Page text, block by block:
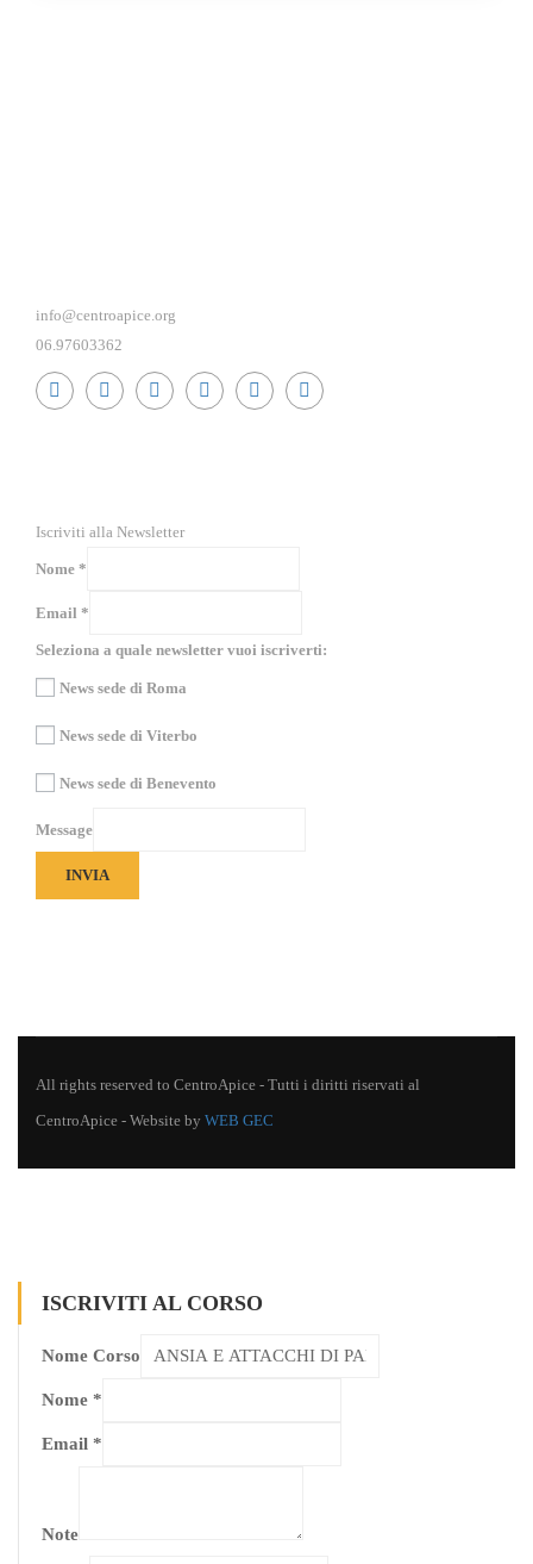
info@centroapice.org
06.97603362
Iscriviti alla Newsletter
Nome *
Email *
Seleziona a quale newsletter vuoi iscriverti:
News sede di Roma
News sede di Viterbo
News sede di Benevento
Message
INVIA
All rights reserved to CentroApice - Tutti i diritti riservati al
CentroApice - Website by WEB GEC
ISCRIVITI AL CORSO
Nome Corso
Nome *
Email *
Note